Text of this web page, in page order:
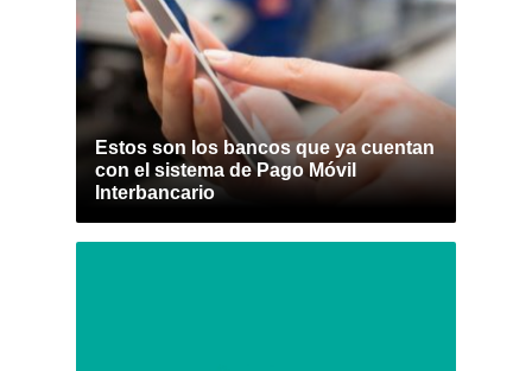
Estos son los bancos que ya cuentan
con el sistema de Pago Móvil
Interbancario